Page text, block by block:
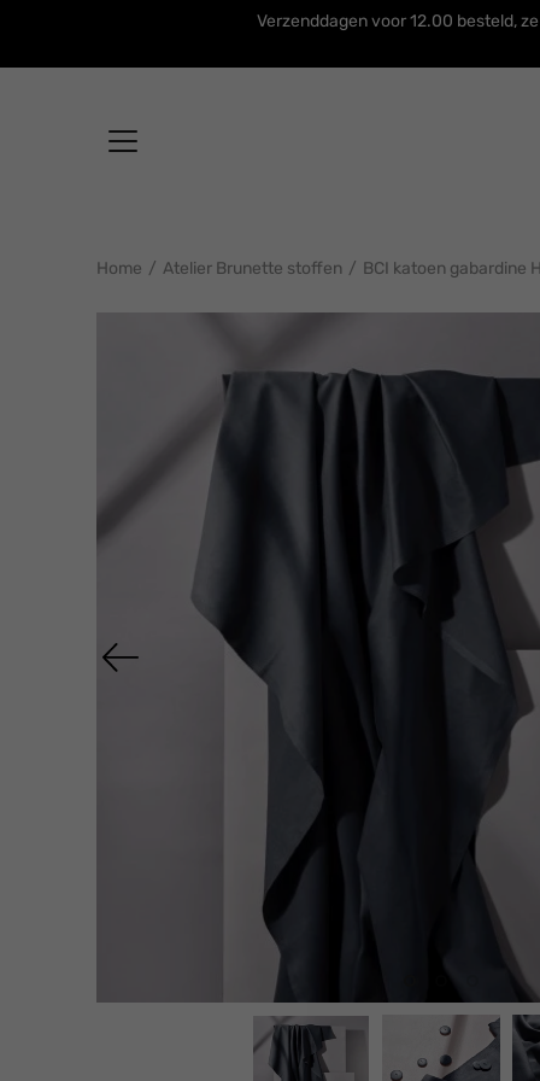
content
Verzenddagen voor 12.00 besteld,
Home / Atelier Brunette stoffen / BCI katoen gabardine